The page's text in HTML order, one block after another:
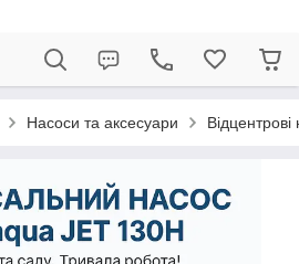
Насоси та аксесуари Відцентрові